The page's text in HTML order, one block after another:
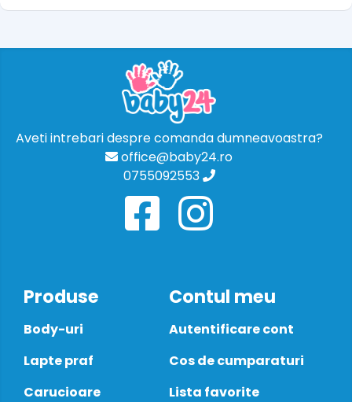
Aveti intrebari despre comanda dumneavoastra?
office@baby24.ro
0755092553
Produse
Body-uri
Lapte praf
Carucioare
Contul meu
Autentificare cont
Cos de cumparaturi
Lista favorite